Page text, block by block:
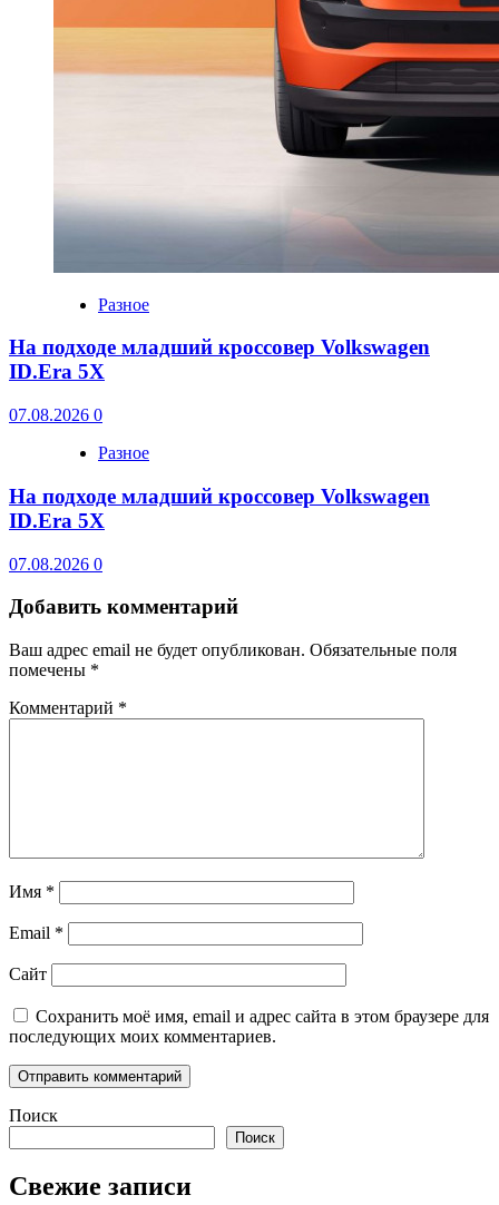
Разное
На подходе младший кроссовер Volkswagen
ID.Era 5X
07.08.2026 0
Разное
На подходе младший кроссовер Volkswagen
ID.Era 5X
07.08.2026 0
Добавить комментарий
Ваш адрес email не будет опубликован. Обязательные поля
помечены *
Комментарий *
Имя *
Email *
Сайт
Сохранить моё имя, email и адрес сайта в этом браузере для
последующих моих комментариев.
Поиск
Поиск
Свежие записи